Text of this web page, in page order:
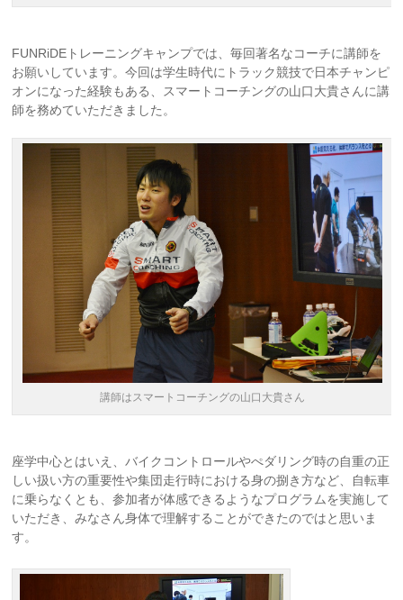
FUNRiDEトレーニングキャンプでは、毎回著名なコーチに講師を
お願いしています。今回は学生時代にトラック競技で日本チャンピ
オンになった経験もある、スマートコーチングの山口大貴さんに講
師を務めていただきました。
講師はスマートコーチングの山口大貴さん
座学中心とはいえ、バイクコントロールやぺダリング時の自重の正
しい扱い方の重要性や集団走行時における身の捌き方など、自転車
に乗らなくとも、参加者が体感できるようなプログラムを実施して
いただき、みなさん身体で理解することができたのではと思いま
す。